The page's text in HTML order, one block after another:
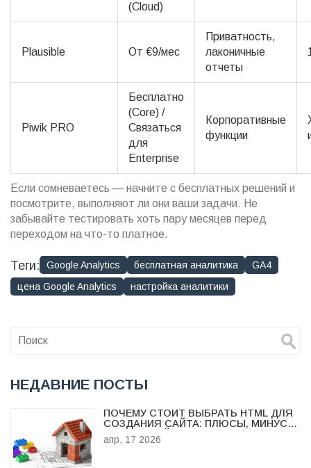
(Cloud)
Plausible От €9/мес
Приватность,
лаконичные
отчеты
Piwik PRO
Бесплатно
(Core) /
Связаться
для
Enterprise
Корпоративные
функции
Если сомневаетесь — начните с бесплатных решений и
посмотрите, выполняют ли они ваши задачи. Не
забывайте тестировать хоть пару месяцев перед
переходом на что-то платное.
Теги: Google Analytics бесплатная аналитика
GA4
цена Google Analytics
настройка аналитики
НЕДАВНИЕ ПОСТЫ
ПОЧЕМУ СТОИТ ВЫБРАТЬ HTML ДЛЯ
СОЗДАНИЯ САЙТА: ПЛЮСЫ, МИНУСЫ
И РЕАЛЬНЫЙ ОПЫТ
апр, 17 2026